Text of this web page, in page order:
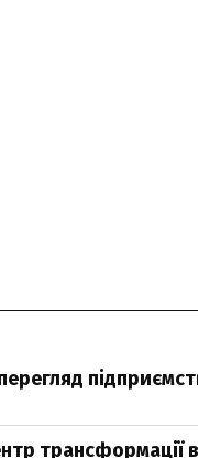
трансформації